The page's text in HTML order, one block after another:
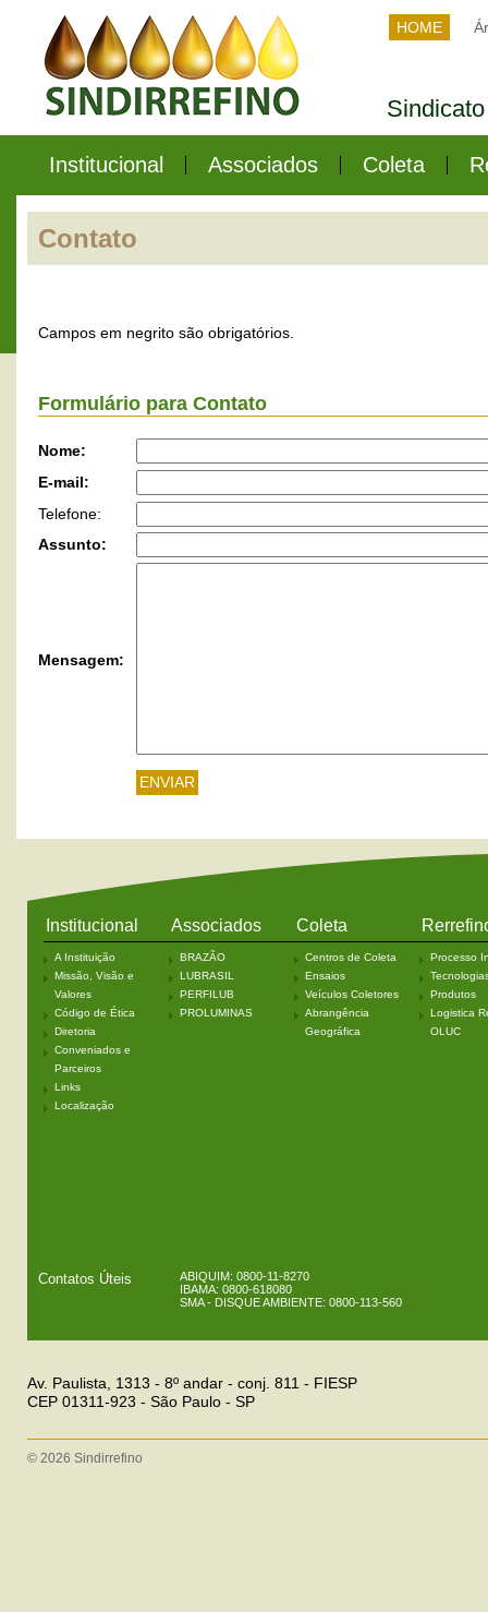
HOME
Institucional Associados Coleta
Contato
Campos em negrito são obrigatórios.
Formulário para Contato
Nome:
E-mail:
Telefone:
Assunto:
Mensagem:
Institucional
A Instituição
Missão, Visão e
Valores
Código de Ética
Diretoria
Conveniados e
Parceiros
Links
Localização
Associados
BRAZÃO
LUBRASIL
PERFILUB
PROLUMINAS
Coleta
Centros de Coleta
Ensaios
Veículos Coletores
Abrangência
Geográfica
Processo
Produtos
Logistica
OLUC
Contatos Úteis
ABIQUIM: 0800-11-8270
IBAMA: 0800-618080
SMA - DISQUE AMBIENTE: 0800-113-560
Av. Paulista, 1313 - 8º andar - conj. 811 - FIESP
CEP 01311-923 - São Paulo - SP
© 2026 Sindirrefino